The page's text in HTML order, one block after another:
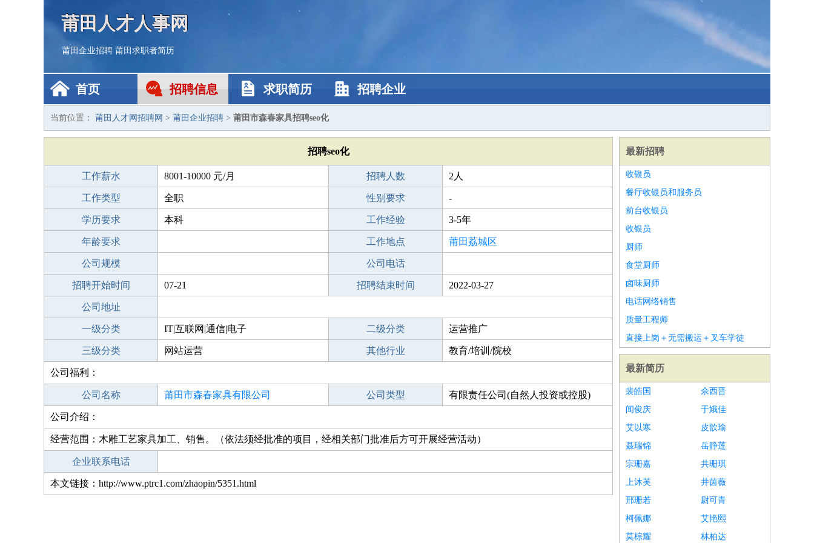
莆田人才人事网
莆田企业招聘 莆田求职者简历
首页 招聘信息 求职简历 招聘企业
当前位置： 莆田人才网招聘网 > 莆田企业招聘 > 莆田市森春家具招聘seo化
招聘seo化
工作薪水 8001-10000 元/月 招聘人数 2人
工作类型 全职 性别要求 -
学历要求 本科 工作经验 3-5年
年龄要求 工作地点 莆田荔城区
公司规模 公司电话
招聘开始时间 07-21 招聘结束时间 2022-03-27
公司地址
一级分类 IT|互联网|通信|电子 二级分类 运营推广
三级分类 网站运营 其他行业 教育/培训/院校
公司福利：
公司名称 莆田市森春家具有限公司 公司类型 有限责任公司(自然人投资或控股)
公司介绍：
经营范围：木雕工艺家具加工、销售。（依法须经批准的项目，经相关部门批准后方可开展经营活动）
企业联系电话
本文链接：http://www.ptrc1.com/zhaopin/5351.html
最新招聘
收银员
餐厅收银员和服务员
前台收银员
收银员
厨师
食堂厨师
卤味厨师
电话网络销售
质量工程师
直接上岗＋无需搬运＋叉车学徒
最新简历
裴皓国
佘西晋
闻俊庆
于娥佳
艾以寒
皮歆瑜
聂瑞锦
岳静莲
宗珊嘉
共珊琪
上沐芙
井茵薇
邢珊若
尉可青
柯佩娜
艾艳熙
莫棕耀
林柏达